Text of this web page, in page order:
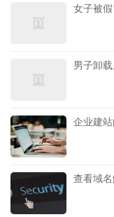
女子被
男子卸
企业建
查看域